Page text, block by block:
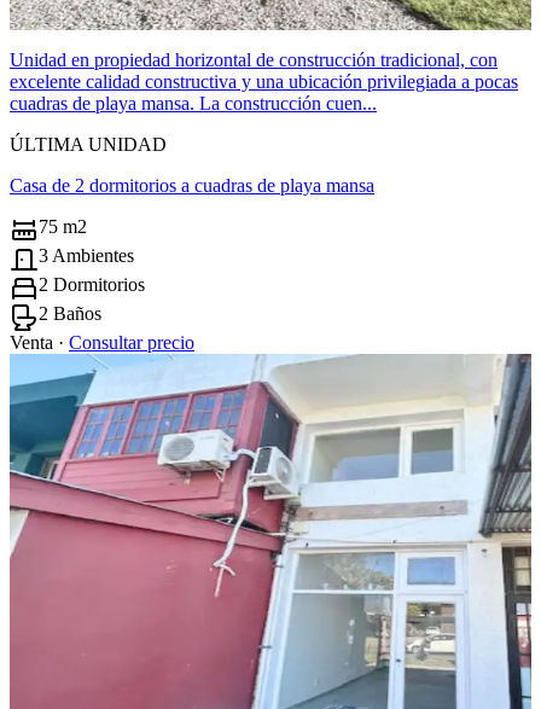
Unidad en propiedad horizontal de construcción tradicional, con
excelente calidad constructiva y una ubicación privilegiada a pocas
cuadras de playa mansa. La construcción cuen...
ÚLTIMA UNIDAD
Casa de 2 dormitorios a cuadras de playa mansa
75 m2
3 Ambientes
2 Dormitorios
2 Baños
Venta · Consultar precio